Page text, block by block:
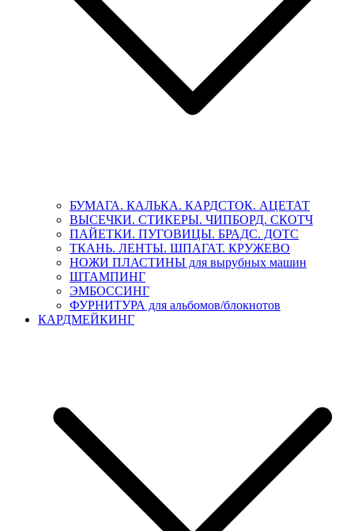
БУМАГА. КАЛЬКА. КАРДСТОК. АЦЕТАТ
ВЫСЕЧКИ. СТИКЕРЫ. ЧИПБОРД. СКОТЧ
ПАЙЕТКИ. ПУГОВИЦЫ. БРАДС. ДОТС
ТКАНЬ. ЛЕНТЫ. ШПАГАТ. КРУЖЕВО
НОЖИ ПЛАСТИНЫ для вырубных машин
ШТАМПИНГ
ЭМБОССИНГ
ФУРНИТУРА для альбомов/блокнотов
КАРДМЕЙКИНГ